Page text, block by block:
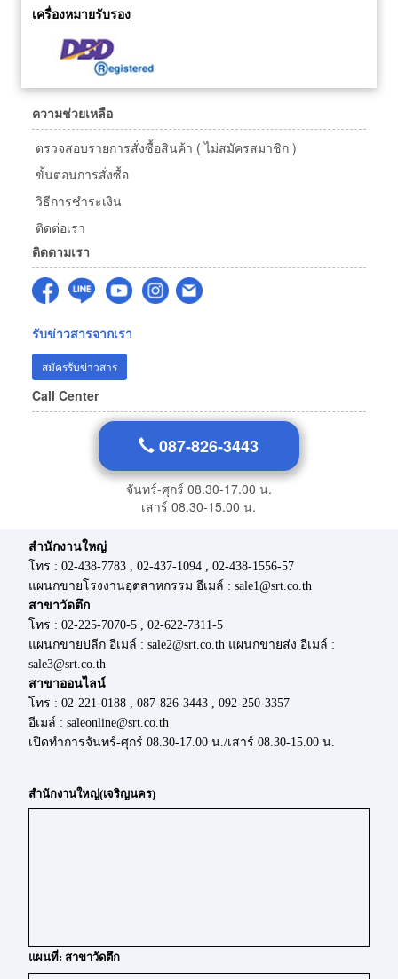
เครื่องหมายรับรอง
ความช่วยเหลือ
ตรวจสอบรายการสั่งซื้อสินค้า ( ไม่สมัครสมาชิก )
ขั้นตอนการสั่งซื้อ
วิธีการชำระเงิน
ติดต่อเรา
ติดตามเรา
รับข่าวสารจากเรา
สมัครรับข่าวสาร
Call Center
087-826-3443
จันทร์-ศุกร์ 08.30-17.00 น.
เสาร์ 08.30-15.00 น.
สำนักงานใหญ่
โทร : 02-438-7783 , 02-437-1094 , 02-438-1556-57
แผนกขายโรงงานอุตสาหกรรม อีเมล์ : sale1@srt.co.th
สาขาวัดตึก
โทร : 02-225-7070-5 , 02-622-7311-5
แผนกขายปลีก อีเมล์ : sale2@srt.co.th แผนกขายส่ง อีเมล์ :
sale3@srt.co.th
สาขาออนไลน์
โทร : 02-221-0188 , 087-826-3443 , 092-250-3357
อีเมล์ : saleonline@srt.co.th
เปิดทำการจันทร์-ศุกร์ 08.30-17.00 น./เสาร์ 08.30-15.00 น.
สำนักงานใหญ่(เจริญนคร)
แผนที่: สาขาวัดตึก